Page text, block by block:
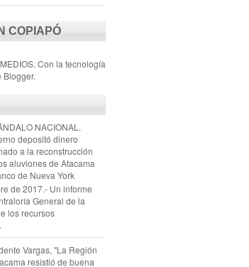
COPIAPÓ
Con la tecnología
Blogger.
NACIONAL.
depositó dinero
a la reconstrucción
aluviones de Atacama
de Nueva York
de 2017.- Un informe
General de la
los recursos
Vargas, "La Región
resistió de buena